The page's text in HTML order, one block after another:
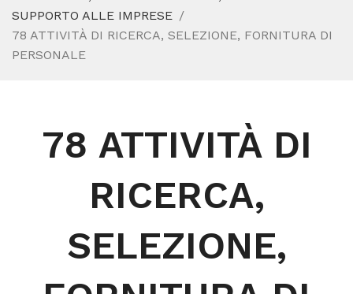
CODICE ATECO A COSA SERVE
SUPPORTO ALLE IMPRESE
78 ATTIVITÀ DI RICERCA, SELEZIONE, FORNITURA DI
PERSONALE
78 ATTIVITÀ DI
RICERCA,
SELEZIONE,